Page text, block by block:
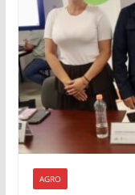
AGRO